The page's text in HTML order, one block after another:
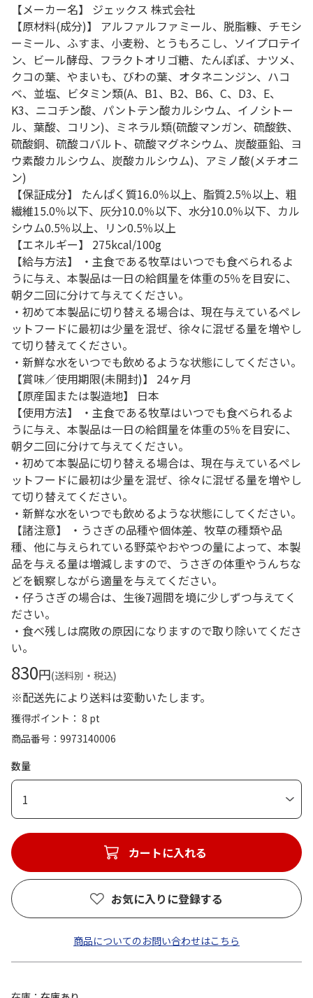
【メーカー名】 ジェックス 株式会社
【原材料(成分)】 アルファルファミール、脱脂糠、チモシ
ーミール、ふすま、小麦粉、とうもろこし、ソイプロテイ
ン、ビール酵母、フラクトオリゴ糖、たんぽぽ、ナツメ、
クコの葉、やまいも、びわの葉、オタネニンジン、ハコ
ベ、並塩、ビタミン類(A、B1、B2、B6、C、D3、E、
K3、ニコチン酸、パントテン酸カルシウム、イノシトー
ル、葉酸、コリン)、ミネラル類(硫酸マンガン、硫酸鉄、
硫酸銅、硫酸コバルト、硫酸マグネシウム、炭酸亜鉛、ヨ
ウ素酸カルシウム、炭酸カルシウム)、アミノ酸(メチオニ
ン)
【保証成分】 たんぱく質16.0％以上、脂質2.5％以上、粗
繊維15.0％以下、灰分10.0％以下、水分10.0％以下、カル
シウム0.5％以上、リン0.5％以上
【エネルギー】 275kcal/100g
【給与方法】 ・主食である牧草はいつでも食べられるよ
うに与え、本製品は一日の給餌量を体重の5％を目安に、
朝夕二回に分けて与えてください。
・初めて本製品に切り替える場合は、現在与えているペレ
ットフードに最初は少量を混ぜ、徐々に混ぜる量を増やし
て切り替えてください。
・新鮮な水をいつでも飲めるような状態にしてください。
【賞味／使用期限(未開封)】 24ヶ月
【原産国または製造地】 日本
【使用方法】 ・主食である牧草はいつでも食べられるよ
うに与え、本製品は一日の給餌量を体重の5％を目安に、
朝夕二回に分けて与えてください。
・初めて本製品に切り替える場合は、現在与えているペレ
ットフードに最初は少量を混ぜ、徐々に混ぜる量を増やし
て切り替えてください。
・新鮮な水をいつでも飲めるような状態にしてください。
【諸注意】 ・うさぎの品種や個体差、牧草の種類や品
種、他に与えられている野菜やおやつの量によって、本製
品を与える量は増減しますので、うさぎの体重やうんちな
どを観察しながら適量を与えてください。
・仔うさぎの場合は、生後7週間を境に少しずつ与えてく
ださい。
・食べ残しは腐敗の原因になりますので取り除いてくださ
い。
830円(送料別・税込)
※配送先により送料は変動いたします。
獲得ポイント： 8 pt
商品番号
9973140006
数量
1
カートに入れる
お気に入りに登録する
商品についてのお問い合わせはこちら